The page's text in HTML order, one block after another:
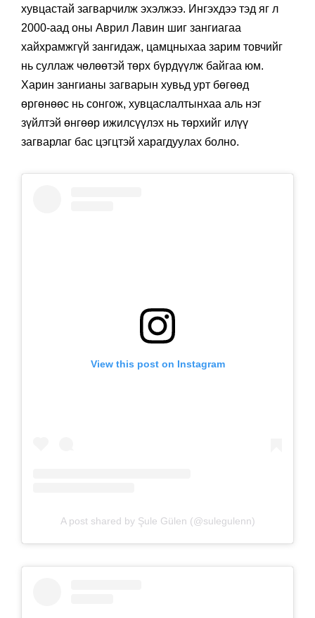
хувцастай загварчилж эхэлжээ. Ингэхдээ тэд яг л
2000-аад оны Аврил Лавин шиг зангиагаа
хайхрамжгүй зангидаж, цамцныхаа зарим товчийг
нь суллаж чөлөөтэй төрх бүрдүүлж байгаа юм.
Харин зангианы загварын хувьд урт бөгөөд
өргөнөөс нь сонгож, хувцаслалтынхаа аль нэг
зүйлтэй өнгөөр ижилсүүлэх нь төрхийг илүү
загварлаг бас цэгцтэй харагдуулах болно.
View this post on Instagram
A post shared by Şule Gülen (@sulegulenn)